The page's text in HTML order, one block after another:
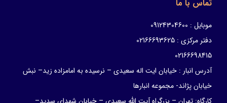
تماس با ما
موبایل : 09124304600
دفتر مرکزی : 02166693625
02166698415
آدرس انبار : خیابان ایت اله سعیدی – نرسیده به امامزاده زید– نبش
خیابان پژاند- مجموعه انبارها